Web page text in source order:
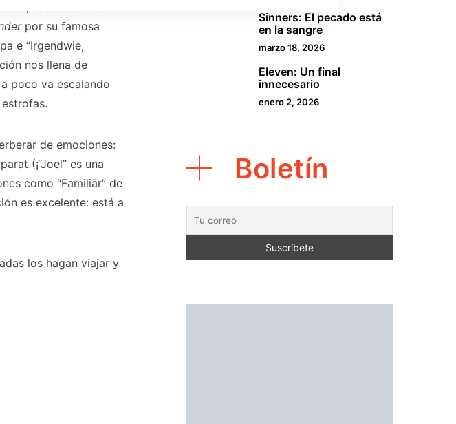
por su famosa
e “Irgendwie,
nos llena de
poco va escalando
de emociones:
(¡“Joel” es una
como “Familiär” de
es excelente: está a
los hagan viajar y
Sinners: El pecado está
en la sangre
marzo 18, 2026
Eleven: Un final
innecesario
enero 2, 2026
Boletín